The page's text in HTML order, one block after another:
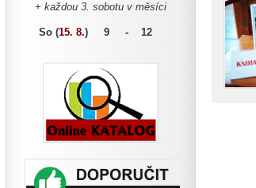
+ každou 3. sobotu v měsíci
So (15. 8.) 9 - 12